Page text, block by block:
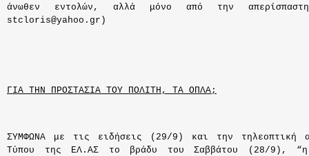
άνωθεν εντολών, αλλά μόνο από την απερίσπαστη
stcloris@yahoo.gr)
ΓΙΑ ΤΗΝ ΠΡΟΣΤΑΣΙΑ ΤΟΥ ΠΟΛΙΤΗ, ΤΑ ΟΠΛΑ;
ΣΥΜΦΩΝΑ με τις ειδήσεις (29/9) και την τηλεοπτική
Τύπου της ΕΛ.ΑΣ το βράδυ του Σαββάτου (28/9),